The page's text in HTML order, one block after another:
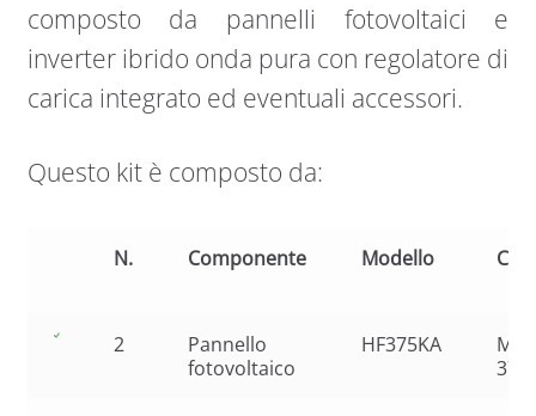
composto da pannelli fotovoltaici e
inverter ibrido onda pura con regolatore di
carica integrato ed eventuali accessori.
Questo kit è composto da:
N. Componente Modello
2
Pannello
fotovoltaico
HF375KA